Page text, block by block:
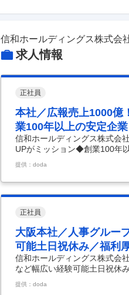
信和ホールディングス株式会
求人情報
正社員
本社／広報売上1000億
業100年以上の安定企業
信和ホールディングス株式会
UPがミッション◆創業100年
広告戦略の立案など◆認知度
内容】 【代理店出身の方も
アの対応等認知度向上がミッ
＼創業…
提供：doda
正社員
大阪本社／人事グルー
可能土日祝休み／福利
信和ホールディングス株式会
など幅広い経験可能土日祝休
全体の採用、戦略・組織開
事内容】 【年間約100名採用
提供：doda